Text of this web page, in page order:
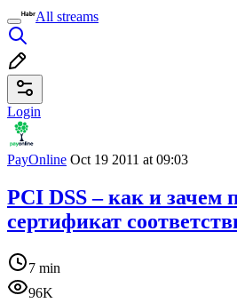
All streams
Login
PayOnline Oct 19 2011 at 09:03
PCI DSS – как и зачем
сертификат
7 min
96K